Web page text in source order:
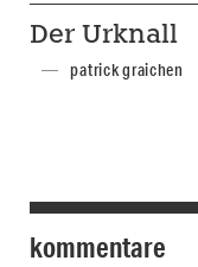
Der Urknall
patrick graichen
kommentare